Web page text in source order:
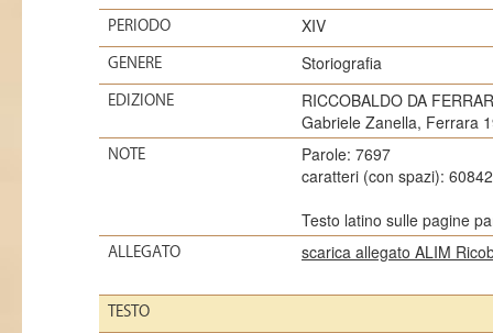
PERIODO XIV
GENERE Storiografia
EDIZIONE
RICCOBALDO DA
Gabriele Zanella, Ferrara
NOTE
Parole: 7697
caratteri (con spazi): 60842
Testo latino sulle pagine
ALLEGATO scarica allegato ALIM
TESTO